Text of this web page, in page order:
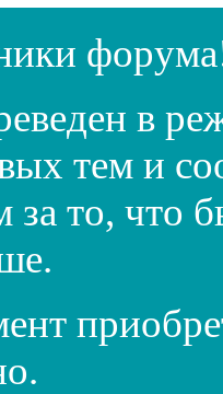
в
тем и
за то, что